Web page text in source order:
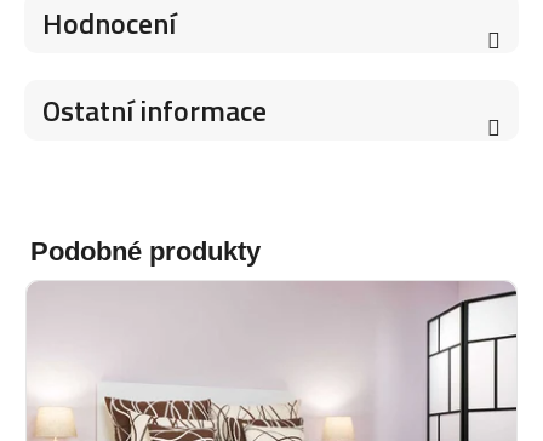
Hodnocení
Ostatní informace
Podobné produkty